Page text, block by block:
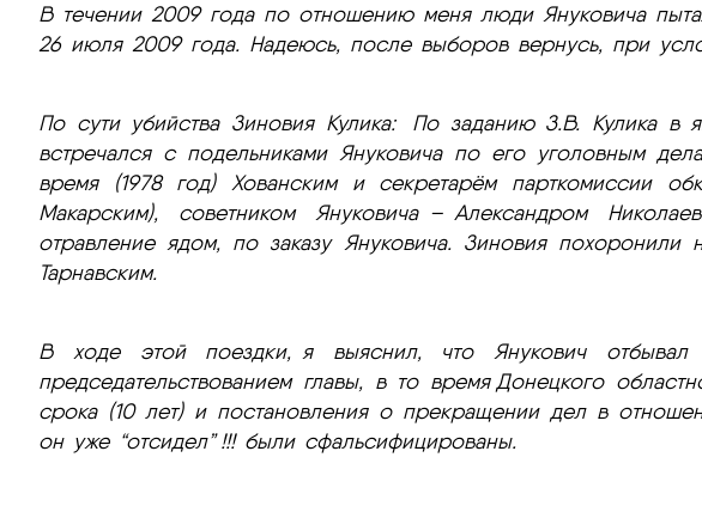
В течении 2009 года по отношению меня люди Януковича
26 июля 2009 года. Надеюсь, после выборов вернусь, при
По сути убийства Зиновия Кулика: По заданию З.В. Кулика в
встречался с подельниками Януковича по его уголовным
время (1978 год) Хованским и секретарём парткомиссии
Макарским), советником Януковича – Александром
отравление ядом, по заказу Януковича. Зиновия
Тарнавским.
В ходе этой поездки, я выяснил, что Янукович
председательствованием главы, в то время Донецкого
срока (10 лет) и постановления о прекращении дел в
он уже “отсидел” !!! были сфальсифицированы.